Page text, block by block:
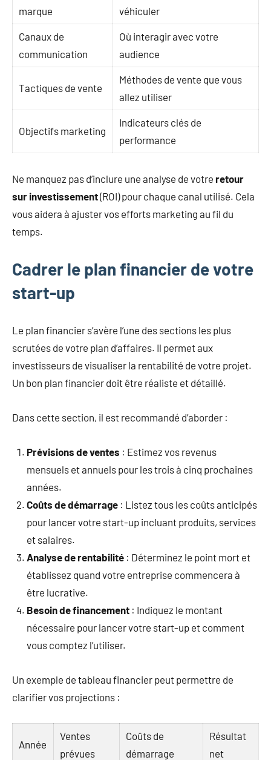
marque
véhiculer
Canaux de
communication
Où interagir avec votre
audience
Tactiques de vente
Méthodes de vente que vous
allez utiliser
Objectifs marketing
Indicateurs clés de
performance
Ne manquez pas d’inclure une analyse de votre retour
sur investissement(ROI) pour chaque canal utilisé. Cela
vous aidera à ajuster vos efforts marketing au fil du
temps.
Cadrer le plan financier de votre
start-up
Le plan financier s’avère l’une des sections les plus
scrutées de votre plan d’affaires. Il permet aux
investisseurs de visualiser la rentabilité de votre projet.
Un bon plan financier doit être réaliste et détaillé.
Dans cette section, il est recommandé d’aborder :
Prévisions de ventes : Estimez vos revenus
mensuels et annuels pour les trois à cinq prochaines
années.
Coûts de démarrage : Listez tous les coûts anticipés
pour lancer votre start-up incluant produits, services
et salaires.
Analyse de rentabilité : Déterminez le point mort et
établissez quand votre entreprise commencera à
être lucrative.
Besoin de financement : Indiquez le montant
nécessaire pour lancer votre start-up et comment
vous comptez l’utiliser.
Un exemple de tableau financier peut permettre de
clarifier vos projections :
Année
Ventes
prévues
Coûts de
démarrage
Résultat
net